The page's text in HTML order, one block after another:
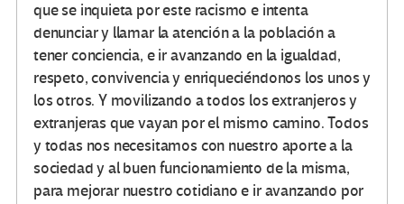
que se inquieta por este racismo e intenta
denunciar y llamar la atención a la población a
tener conciencia, e ir avanzando en la igualdad,
respeto, convivencia y enriqueciéndonos los unos y
los otros. Y movilizando a todos los extranjeros y
extranjeras que vayan por el mismo camino. Todos
y todas nos necesitamos con nuestro aporte a la
sociedad y al buen funcionamiento de la misma,
para mejorar nuestro cotidiano e ir avanzando por